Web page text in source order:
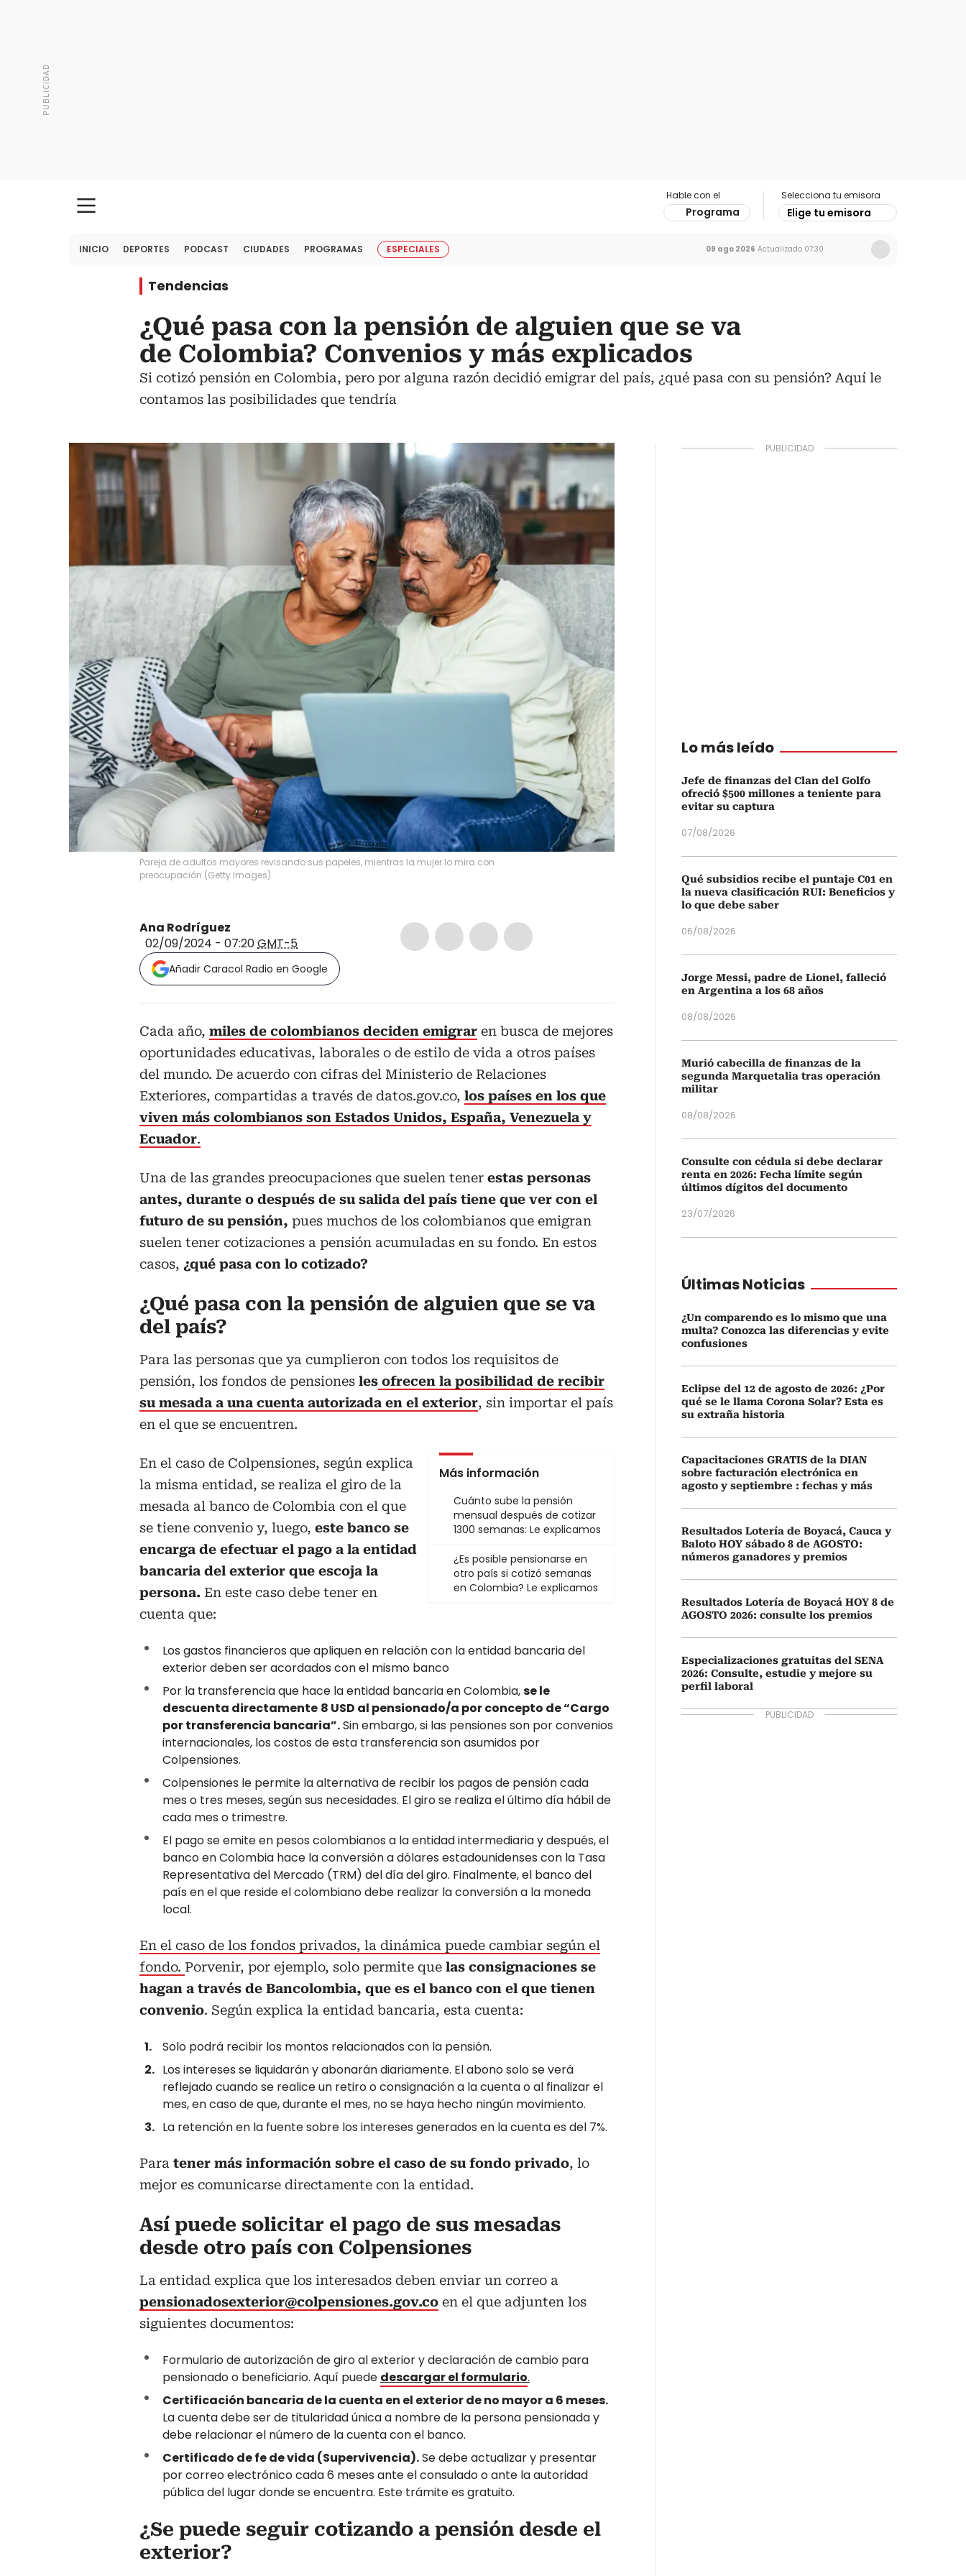
Hable con el
Programa
Selecciona tu emisora
Elige tu emisora
INICIO DEPORTES PODCAST CIUDADES PROGRAMAS ESPECIALES 09 ago 2026 Actualizado 07:30
Tendencias
¿Qué pasa con la pensión de alguien que se va
de Colombia? Convenios y más explicados
Si cotizó pensión en Colombia, pero por alguna razón decidió emigrar del país, ¿qué pasa con su pensión? Aquí le
contamos las posibilidades que tendría
Pareja de adultos mayores revisando sus papeles, mientras la mujer lo mira con
preocupación (Getty Images)
Ana Rodríguez
02/09/2024 - 07:20GMT-5
Añadir Caracol Radio en Google
Cada año, miles de colombianos deciden emigrar en busca de mejores
oportunidades educativas, laborales o de estilo de vida a otros países
del mundo. De acuerdo con cifras del Ministerio de Relaciones
Exteriores, compartidas a través de datos.gov.co, los países en los que
viven más colombianos son Estados Unidos, España, Venezuela y
Ecuador.
Una de las grandes preocupaciones que suelen tener estas personas
antes, durante o después de su salida del país tiene que ver con el
futuro de su pensión, pues muchos de los colombianos que emigran
suelen tener cotizaciones a pensión acumuladas en su fondo. En estos
casos, ¿qué pasa con lo cotizado?
¿Qué pasa con la pensión de alguien que se va
del país?
Para las personas que ya cumplieron con todos los requisitos de
pensión, los fondos de pensiones les ofrecen la posibilidad de recibir
su mesada a una cuenta autorizada en el exterior, sin importar el país
en el que se encuentren.
Más información
Cuánto sube la pensión
mensual después de cotizar
1300 semanas: Le explicamos
¿Es posible pensionarse en
otro país si cotizó semanas
en Colombia? Le explicamos
En el caso de Colpensiones, según explica
la misma entidad, se realiza el giro de la
mesada al banco de Colombia con el que
se tiene convenio y, luego, este banco se
encarga de efectuar el pago a la entidad
bancaria del exterior que escoja la
persona. En este caso debe tener en
cuenta que:
Los gastos financieros que apliquen en relación con la entidad bancaria del
exterior deben ser acordados con el mismo banco
Por la transferencia que hace la entidad bancaria en Colombia,se le
descuenta directamente 8 USD al pensionado/a por concepto de “Cargo
por transferencia bancaria”.Sin embargo, si las pensiones son por convenios
internacionales, los costos de esta transferencia son asumidos por
Colpensiones.
Colpensiones le permite la alternativa de recibir los pagos de pensión cada
mes o tres meses, según sus necesidades. El giro se realiza el último día hábil de
cada mes o trimestre.
El pago se emite en pesos colombianos a la entidad intermediaria y después, el
banco en Colombia hace la conversión a dólares estadounidenses con la Tasa
Representativa del Mercado (TRM) del día del giro. Finalmente, el banco del
país en el que reside el colombiano debe realizar la conversión a la moneda
local.
En el caso de los fondos privados, la dinámica puede cambiar según el
fondo. Porvenir, por ejemplo, solo permite que las consignaciones se
hagan a través de Bancolombia, que es el banco con el que tienen
convenio. Según explica la entidad bancaria, esta cuenta:
Solo podrá recibir los montos relacionados con la pensión.
Los intereses se liquidarán y abonarán diariamente. El abono solo se verá
reflejado cuando se realice un retiro o consignación a la cuenta o al finalizar el
mes, en caso de que, durante el mes, no se haya hecho ningún movimiento.
La retención en la fuente sobre los intereses generados en la cuenta es del 7%.
Para tener más información sobre el caso de su fondo privado, lo
mejor es comunicarse directamente con la entidad.
Así puede solicitar el pago de sus mesadas
desde otro país con Colpensiones
La entidad explica que los interesados deben enviar un correo a
pensionadosexterior@colpensiones.gov.co en el que adjunten los
siguientes documentos:
Formulario de autorización de giro al exterior y declaración de cambio para
pensionado o beneficiario. Aquí puede descargar el formulario.
Certificación bancaria de la cuenta en el exterior de no mayor a 6 meses.
La cuenta debe ser de titularidad única a nombre de la persona pensionada y
debe relacionar el número de la cuenta con el banco.
Certificado de fe de vida (Supervivencia).Se debe actualizar y presentar
por correo electrónico cada 6 meses ante el consulado o ante la autoridad
pública del lugar donde se encuentra. Este trámite es gratuito.
¿Se puede seguir cotizando a pensión desde el
exterior?
Lo más leído
Jefe de finanzas del Clan del Golfo
ofreció $500 millones a teniente para
evitar su captura
07/08/2026
Qué subsidios recibe el puntaje C01 en
la nueva clasificación RUI: Beneficios y
lo que debe saber
06/08/2026
Jorge Messi, padre de Lionel, falleció
en Argentina a los 68 años
08/08/2026
Murió cabecilla de finanzas de la
segunda Marquetalia tras operación
militar
08/08/2026
Consulte con cédula si debe declarar
renta en 2026: Fecha límite según
últimos dígitos del documento
23/07/2026
Últimas Noticias
¿Un comparendo es lo mismo que una
multa? Conozca las diferencias y evite
confusiones
Eclipse del 12 de agosto de 2026: ¿Por
qué se le llama Corona Solar? Esta es
su extraña historia
Capacitaciones GRATIS de la DIAN
sobre facturación electrónica en
agosto y septiembre : fechas y más
Resultados Lotería de Boyacá, Cauca y
Baloto HOY sábado 8 de AGOSTO:
números ganadores y premios
Resultados Lotería de Boyacá HOY 8 de
AGOSTO 2026: consulte los premios
Especializaciones gratuitas del SENA
2026: Consulte, estudie y mejore su
perfil laboral